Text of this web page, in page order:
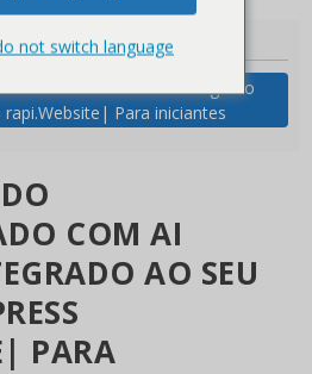
com AI ChatGPT integrado
Para iniciantes
COM AI
AO SEU
PARA
not switch language